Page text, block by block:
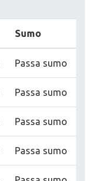
Sumo
Passa sumo
Passa sumo
Passa sumo
Passa sumo